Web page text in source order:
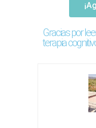
Gracias por
terapia